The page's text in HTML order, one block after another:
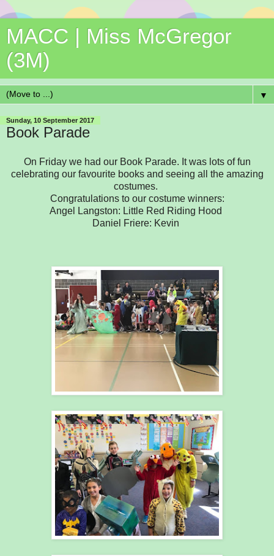
MACC | Miss McGregor
(3M)
▼
Sunday, 10 September 2017
Book Parade
On Friday we had our Book Parade. It was lots of fun
celebrating our favourite books and seeing all the amazing
costumes.
Congratulations to our costume winners:
Angel Langston: Little Red Riding Hood
Daniel Friere: Kevin